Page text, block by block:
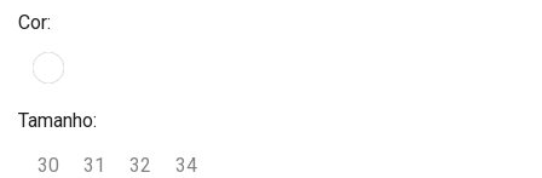
Cor:
Tamanho:
30
31 32 34